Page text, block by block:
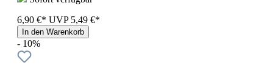
6,90 €* UVP 5,49 €*
In den Warenkorb
- 10%